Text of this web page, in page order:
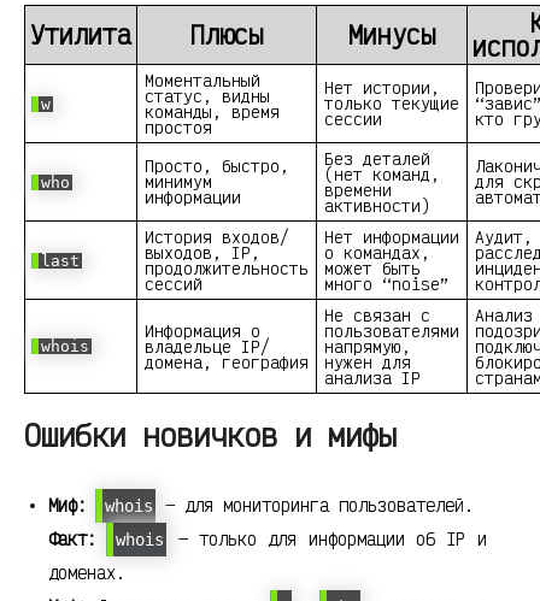
Утилита Плюсы Минусы
w
Моментальный
статус, видны
команды, время
простоя
Нет истории,
только текущие
сессии кто
who
Просто, быстро,
минимум
информации
Без деталей
(нет команд,
времени
активности)
для
last
История входов/
выходов, IP,
продолжительность
сессий
Нет информации
о командах,
может быть
много “noise”
Аудит,
whois
Информация о
владельце IP/
домена, география
Не связан с
пользователями
напрямую,
нужен для
анализа IP
Анализ
Ошибки новичков и мифы
Миф: whois
— для мониторинга пользователей.
Факт:
whois
— только для информации об IP и
доменах.